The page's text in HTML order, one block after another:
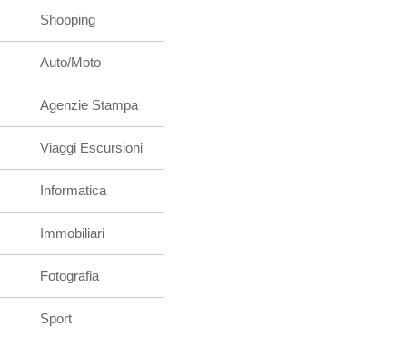
Shopping
Auto/Moto
Agenzie Stampa
Viaggi Escursioni
Informatica
Immobiliari
Fotografia
Sport